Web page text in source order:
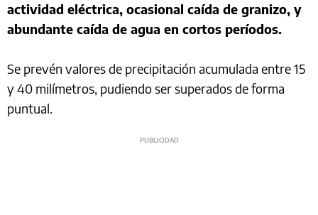
actividad eléctrica, ocasional caída de granizo, y
abundante caída de agua en cortos períodos.
Se prevén valores de precipitación acumulada entre 15
y 40 milímetros, pudiendo ser superados de forma
puntual.